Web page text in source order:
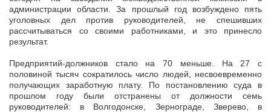
администрации области. За прошлый год возбуждено пять
уголовных дел против руководителей, не спешивших
рассчитываться со своими работниками, и это принесло
результат.
Предприятий-должников стало на 70 меньше. На 27 с
половиной тысяч сократилось число людей, несвоевременно
получающих заработную плату. По постановлению суда в
прошлом году были отстранены от должности семь
руководителей: в Волгодонске, Зернограде, Зверево, в